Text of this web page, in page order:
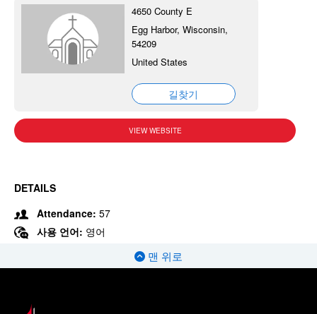
4650 County E
Egg Harbor, Wisconsin,
54209
United States
길찾기
VIEW WEBSITE
DETAILS
Attendance: 57
사용 언어: 영어
맨 위로